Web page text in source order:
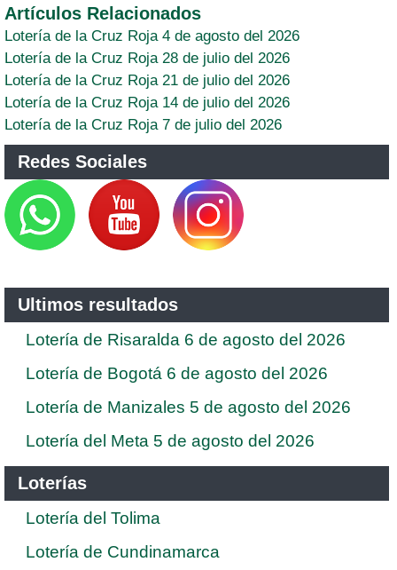
Artículos Relacionados
Lotería de la Cruz Roja 4 de agosto del 2026
Lotería de la Cruz Roja 28 de julio del 2026
Lotería de la Cruz Roja 21 de julio del 2026
Lotería de la Cruz Roja 14 de julio del 2026
Lotería de la Cruz Roja 7 de julio del 2026
Redes Sociales
Ultimos resultados
Lotería de Risaralda 6 de agosto del 2026
Lotería de Bogotá 6 de agosto del 2026
Lotería de Manizales 5 de agosto del 2026
Lotería del Meta 5 de agosto del 2026
Loterías
Lotería del Tolima
Lotería de Cundinamarca